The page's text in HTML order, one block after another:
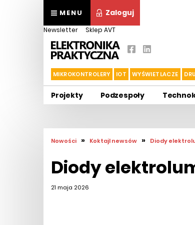
MENU Zaloguj
Newsletter Sklep AVT
MIKROKONTROLERY IOT WYŚWIETLACZE
Projekty Podzespoły
Nowości » Koktajl newsów » Diody
Diody
21 maja 2026